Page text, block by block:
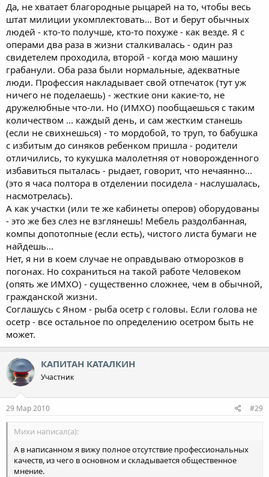
Да, не хватает благородные рыцарей на то, чтобы весь
штат милиции укомплектовать... Вот и берут обычных
людей - кто-то получше, кто-то похуже - как везде. Я с
операми два раза в жизни сталкивалась - один раз
свидетелем проходила, второй - когда мою машину
грабанули. Оба раза были нормальные, адекватные
люди. Профессия накладывает свой отпечаток (тут уж
ничего не поделаешь) - жесткие они какие-то, не
дружелюбные что-ли. Но (ИМХО) пообщаешься с таким
количеством ... каждый день, и сам жестким станешь
(если не свихнешься) - то мордобой, то труп, то бабушка
с избитым до синяков ребенком пришла - родители
отличились, то кукушка малолетняя от новорожденного
избавиться пыталась - рыдает, говорит, что нечаянно...
(это я часа полтора в отделении посидела - наслушалась,
насмотрелась).
А как участки (или те же кабинеты оперов) оборудованы
- это же без слез не взглянешь! Мебель раздолбанная,
компы допотопные (если есть), чистого листа бумаги не
найдешь...
Нет, я ни в коем случае не оправдываю отморозков в
погонах. Но сохраниться на такой работе Человеком
(опять же ИМХО) - существенно сложнее, чем в обычной,
гражданской жизни.
Соглашусь с Яном - рыба осетр с головы. Если голова не
осетр - все остальное по определению осетром быть не
может.
КАПИТАН КАТАЛКИН
Участник
29 Мар 2010 #29
Михи написал(а):
А в написанном я вижу полное отсутствие профессиональных
качеств, из чего в основном и складывается общественное
мнение.